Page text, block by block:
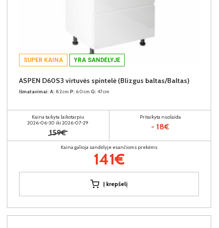
SUPER KAINA YRA SANDĖLYJE
ASPEN D60S3 virtuvės spintelė (Blizgus baltas/Baltas)
Išmatavimai: A: 82cm P: 60cm G: 47cm
Kaina taikyta laikotarpiu
2026-06-30 iki 2026-07-29
159€
Pritaikyta nuolaida
- 18€
Kaina galioja sandėlyje esančioms prekėms
141€
Į krepšelį